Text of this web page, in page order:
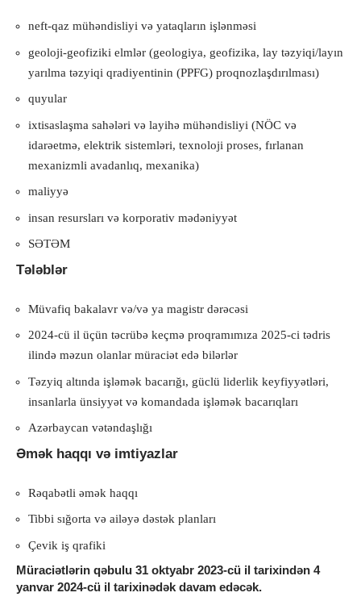
neft-qaz mühəndisliyi və yataqların işlənməsi
geoloji-geofiziki elmlər (geologiya, geofizika, lay təzyiqi/layın
yarılma təzyiqi qradiyentinin (PPFG) proqnozlaşdırılması)
quyular
ixtisaslaşma sahələri və layihə mühəndisliyi (NÖC və
idarəetmə, elektrik sistemləri, texnoloji proses, fırlanan
mexanizmli avadanlıq, mexanika)
maliyyə
insan resursları və korporativ mədəniyyət
SƏTƏM
Tələblər
Müvafiq bakalavr və/və ya magistr dərəcəsi
2024-cü il üçün təcrübə keçmə proqramımıza 2025-ci tədris
ilində məzun olanlar müraciət edə bilərlər
Təzyiq altında işləmək bacarığı, güclü liderlik keyfiyyətləri,
insanlarla ünsiyyət və komandada işləmək bacarıqları
Azərbaycan vətəndaşlığı
Əmək haqqı və imtiyazlar
Rəqabətli əmək haqqı
Tibbi sığorta və ailəyə dəstək planları
Çevik iş qrafiki
Müraciətlərin qəbulu 31 oktyabr 2023-cü il tarixindən 4
yanvar 2024-cü il tarixinədək davam edəcək.